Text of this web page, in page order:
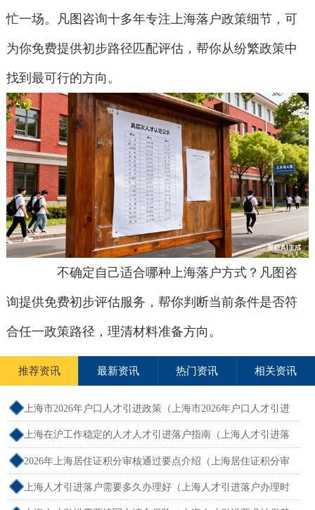
忙一场。凡图咨询十多年专注上海落户政策细节，可
为你免费提供初步路径匹配评估，帮你从纷繁政策中
找到最可行的方向。
不确定自己适合哪种上海落户方式？凡图咨
询提供免费初步评估服务，帮你判断当前条件是否符
合任一政策路径，理清材料准备方向。
推荐资讯 最新资讯 热门资讯 相关资讯
上海市2026年户口人才引进政策（上海市2026年户口人才引进
政策文件）
上海在沪工作稳定的人才人才引进落户指南（上海人才引进落
户怎么办理）
2026年上海居住证积分审核通过要点介绍（上海居住证积分审
核流程）
上海人才引进落户需要多久办理好（上海人才引进落户办理时